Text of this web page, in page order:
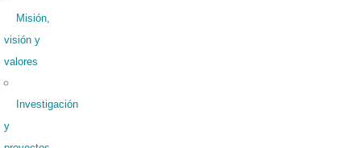
Misión,
visión y
valores
Investigación
y